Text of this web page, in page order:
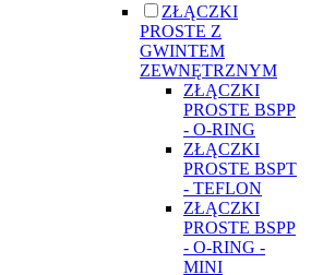
ZŁĄCZKI
PROSTE Z
GWINTEM
ZEWNĘTRZNYM
ZŁĄCZKI
PROSTE BSPP
- O-RING
ZŁĄCZKI
PROSTE BSPT
- TEFLON
ZŁĄCZKI
PROSTE BSPP
- O-RING -
MINI